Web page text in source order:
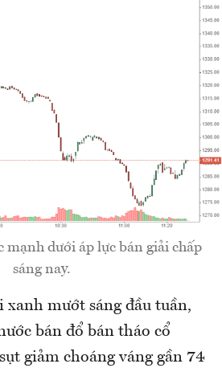
mạnh dưới áp lực bán giải chấp
sáng nay.
xanh mướt sáng đầu tuần,
bán đổ bán tháo cổ
giảm choáng váng gần 74